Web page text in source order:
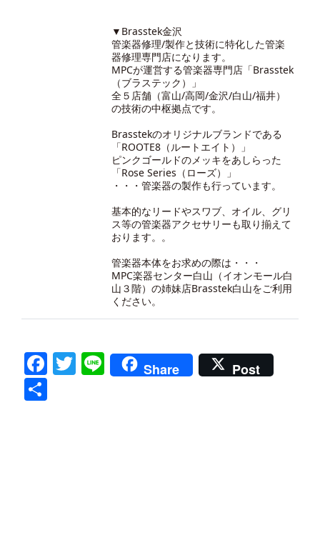
▼Brasstek金沢
管楽器修理/製作と技術に特化した管楽
器修理専門店になります。
MPCが運営する管楽器専門店「Brasstek
（ブラステック）」
全５店舗（富山/高岡/金沢/白山/福井）
の技術の中枢拠点です。
Brasstekのオリジナルブランドである
「ROOTE8（ルートエイト）」
ピンクゴールドのメッキをあしらった
「Rose Series（ローズ）」
・・・管楽器の製作も行っています。
基本的なリードやスワブ、オイル、グリ
ス等の管楽器アクセサリーも取り揃えて
おります。。
管楽器本体をお求めの際は・・・
MPC楽器センター白山（イオンモール白
山３階）の姉妹店Brasstek白山をご利用
ください。
Facebook
Twitter
LineShare Post